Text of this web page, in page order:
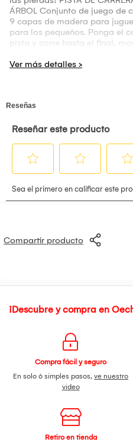
ÁRBOL Conjunto de juego de
9 capas de madera para
para los pequeños. Ponga el
pista y corre hasta el final,
Compartir producto
¡Descubre y compra en
Compra fácil y seguro
En solo 6 simples pasos, ve nuestro
video
Retiro en tienda